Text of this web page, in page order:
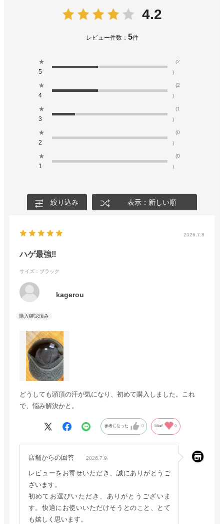
4.2
レビュー件数： 5件
★
5
(2
)
★
4
(2
)
★
3
(1
)
★
2
(0
)
★
1
(0
)
絞り込み 表示：新しい順
2026.7.8
ハゲ最強‼️
サイズ：ブラック
kagerou
どうしても頭頂の汗が気になり、初めて購入しました。これ
で、悩み解決かと。
参考になった 0 Like! 0
店舗からの回答 2026.7.9
レビューをお寄せいただき、誠にありがとうご
ざいます。
初めてお選びいただき、ありがとうございま
す。快適にお使いいただけそうとのこと、とて
も嬉しく思います。